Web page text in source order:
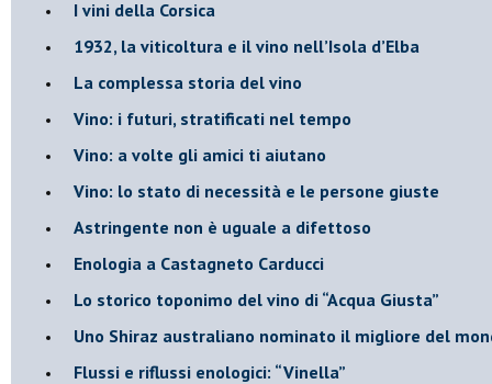
​I vini della Corsica
​1932, la viticoltura e il vino nell’Isola d’Elba
​La complessa storia del vino
​Vino: i futuri, stratificati nel tempo
Vino: a volte gli amici ti aiutano
Vino: lo stato di necessità e le persone giuste
​Astringente non è uguale a difettoso
Enologia a Castagneto Carducci
Lo storico toponimo del vino di “Acqua Giusta”
Uno Shiraz australiano nominato il migliore del
​Flussi e riflussi enologici: “Vinella”